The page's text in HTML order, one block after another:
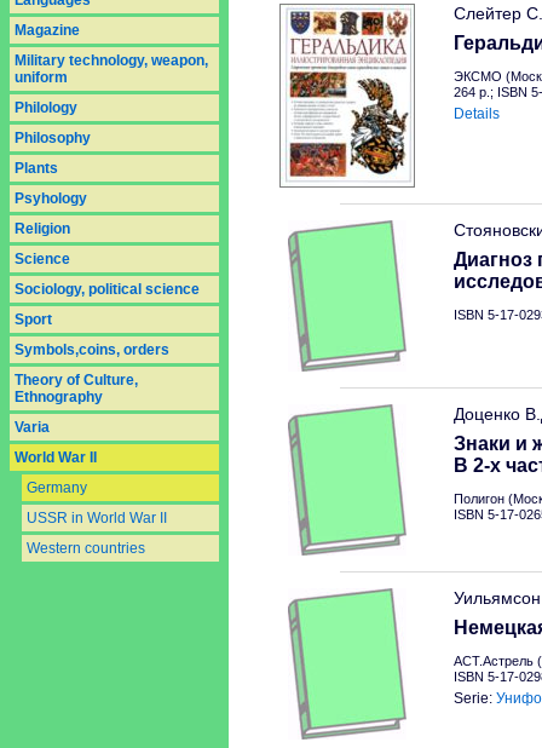
Magazine
Military technology, weapon,
uniform
Philology
Philosophy
Plants
Psyhology
Religion
Science
Sociology, political science
Sport
Symbols,coins, orders
Theory of Culture,
Ethnography
Varia
World War II
Germany
USSR in World War II
Western countries
Слейтер С.
ЭКСМО
264 p.; ISBN
Details
Диагноз
ISBN 5-17-
Доценко
Знаки и
В 2-х
Полигон
ISBN 5-17-
АСТ.Астрель
ISBN 5-17-
Serie: